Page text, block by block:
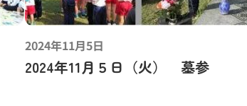
2024年11月5日
2024年11月５日（火） 墓参